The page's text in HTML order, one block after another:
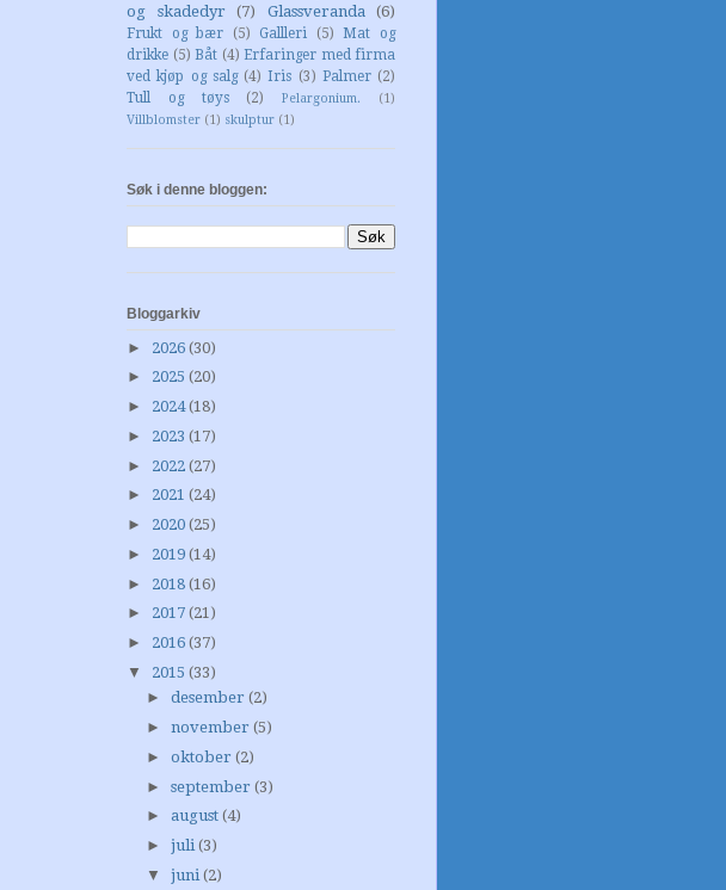
og skadedyr
(7) Glassveranda (6)
Frukt og bær (5) Gallleri (5)
Mat og
drikke (5) Båt (4) Erfaringer med firma
ved kjøp og salg (4) Iris (3) Palmer (2)
Tull og tøys
(2) Pelargonium.
(1)
Villblomster (1) skulptur (1)
Søk i denne bloggen:
Bloggarkiv
► 2026 (30)
► 2025 (20)
► 2024(18)
► 2023 (17)
► 2022 (27)
► 2021 (24)
► 2020 (25)
► 2019 (14)
► 2018 (16)
► 2017 (21)
► 2016 (37)
▼ 2015 (33)
► desember (2)
► november (5)
► oktober (2)
► september (3)
► august (4)
► juli(3)
▼ juni (2)